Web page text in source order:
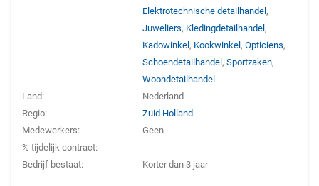
Elektrotechnische detailhandel,
Juweliers, Kledingdetailhandel,
Kadowinkel, Kookwinkel,Opticiens,
Schoendetailhandel,Sportzaken,
Woondetailhandel
Land:
Nederland
Regio:
Zuid Holland
Medewerkers:
Geen
% tijdelijk contract:
-
Bedrijf bestaat:
Korter dan 3 jaar